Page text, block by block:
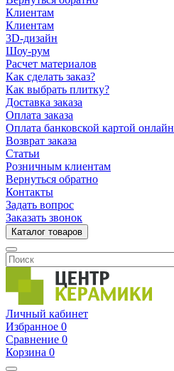
Клиентам
Клиентам
3D-дизайн
Шоу-рум
Расчет материалов
Как сделать заказ?
Как выбрать плитку?
Доставка заказа
Оплата заказа
Оплата банковской картой онлайн
Возврат заказа
Статьи
Розничным клиентам
Вернуться обратно
Контакты
Задать вопрос
Заказать звонок
Каталог товаров
Личный кабинет
Избранное 0
Сравнение 0
Корзина 0